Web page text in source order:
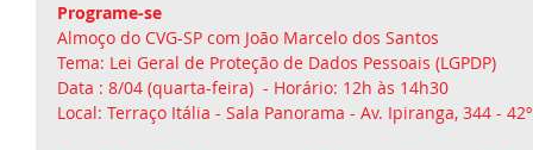
Programe-se
Almoço do CVG-SP com João Marcelo dos Santos
Tema: Lei Geral de Proteção de Dados Pessoais (LGPDP)
Data : 8/04 (quarta-feira)  - Horário: 12h às 14h30
Local: Terraço Itália - Sala Panorama - Av. Ipiranga, 344 -